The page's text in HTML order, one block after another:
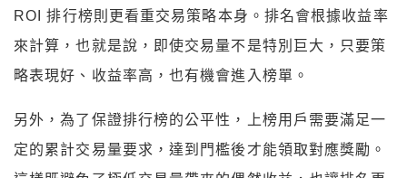
ROI 排行榜則更看重交易策略本身。排名會根據收益率
來計算，也就是說，即使交易量不是特別巨大，只要策
略表現好、收益率高，也有機會進入榜單。
另外，為了保證排行榜的公平性，上榜用戶需要滿足一
定的累計交易量要求，達到門檻後才能領取對應獎勵。